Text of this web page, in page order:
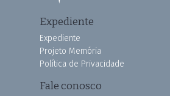
Expediente
Expediente
Projeto Memória
Política de Privacidade
Fale conosco